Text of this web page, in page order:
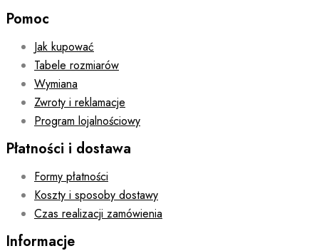
Pomoc
Jak kupować
Tabele rozmiarów
Wymiana
Zwroty i reklamacje
Program lojalnościowy
Płatności i dostawa
Formy płatności
Koszty i sposoby dostawy
Czas realizacji zamówienia
Informacje